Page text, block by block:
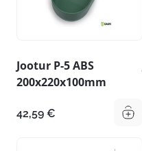
Jootur P-5 ABS
200x220x100mm
42,59 €